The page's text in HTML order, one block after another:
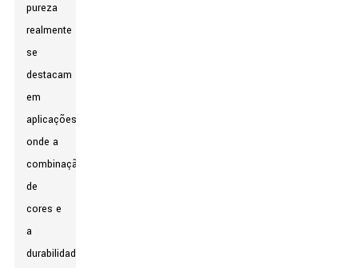
pureza
realmente
se
destacam
em
aplicações
onde a
combinação
de
cores e
a
durabilidade